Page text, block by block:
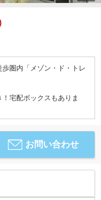
圏内「メゾン・ド・トレ
宅配ボックスもありま
お問い合わせ